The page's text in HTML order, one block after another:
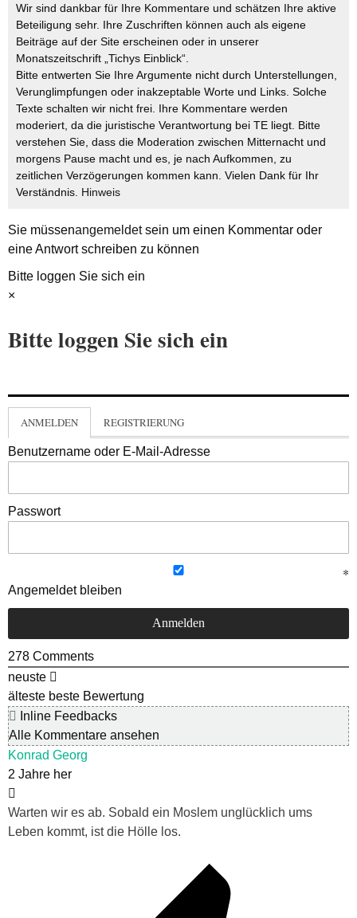
Wir sind dankbar für Ihre Kommentare und schätzen Ihre aktive
Beteiligung sehr. Ihre Zuschriften können auch als eigene
Beiträge auf der Site erscheinen oder in unserer
Monatszeitschrift „Tichys Einblick“.
Bitte entwerten Sie Ihre Argumente nicht durch Unterstellungen,
Verunglimpfungen oder inakzeptable Worte und Links. Solche
Texte schalten wir nicht frei. Ihre Kommentare werden
moderiert, da die juristische Verantwortung bei TE liegt. Bitte
verstehen Sie, dass die Moderation zwischen Mitternacht und
morgens Pause macht und es, je nach Aufkommen, zu
zeitlichen Verzögerungen kommen kann. Vielen Dank für Ihr
Verständnis. Hinweis
Sie müssenangemeldetsein um einen Kommentar oder
eine Antwort schreiben zu können
Bitte loggen Sie sich ein
×
Bitte loggen Sie sich ein
ANMELDEN REGISTRIERUNG
Benutzername oder E-Mail-Adresse
Passwort
Angemeldet bleiben
278 Comments
neuste
älteste beste Bewertung
Inline Feedbacks
Alle Kommentare ansehen
Konrad Georg
2 Jahre her
Warten wir es ab. Sobald ein Moslem unglücklich ums
Leben kommt, ist die Hölle los.